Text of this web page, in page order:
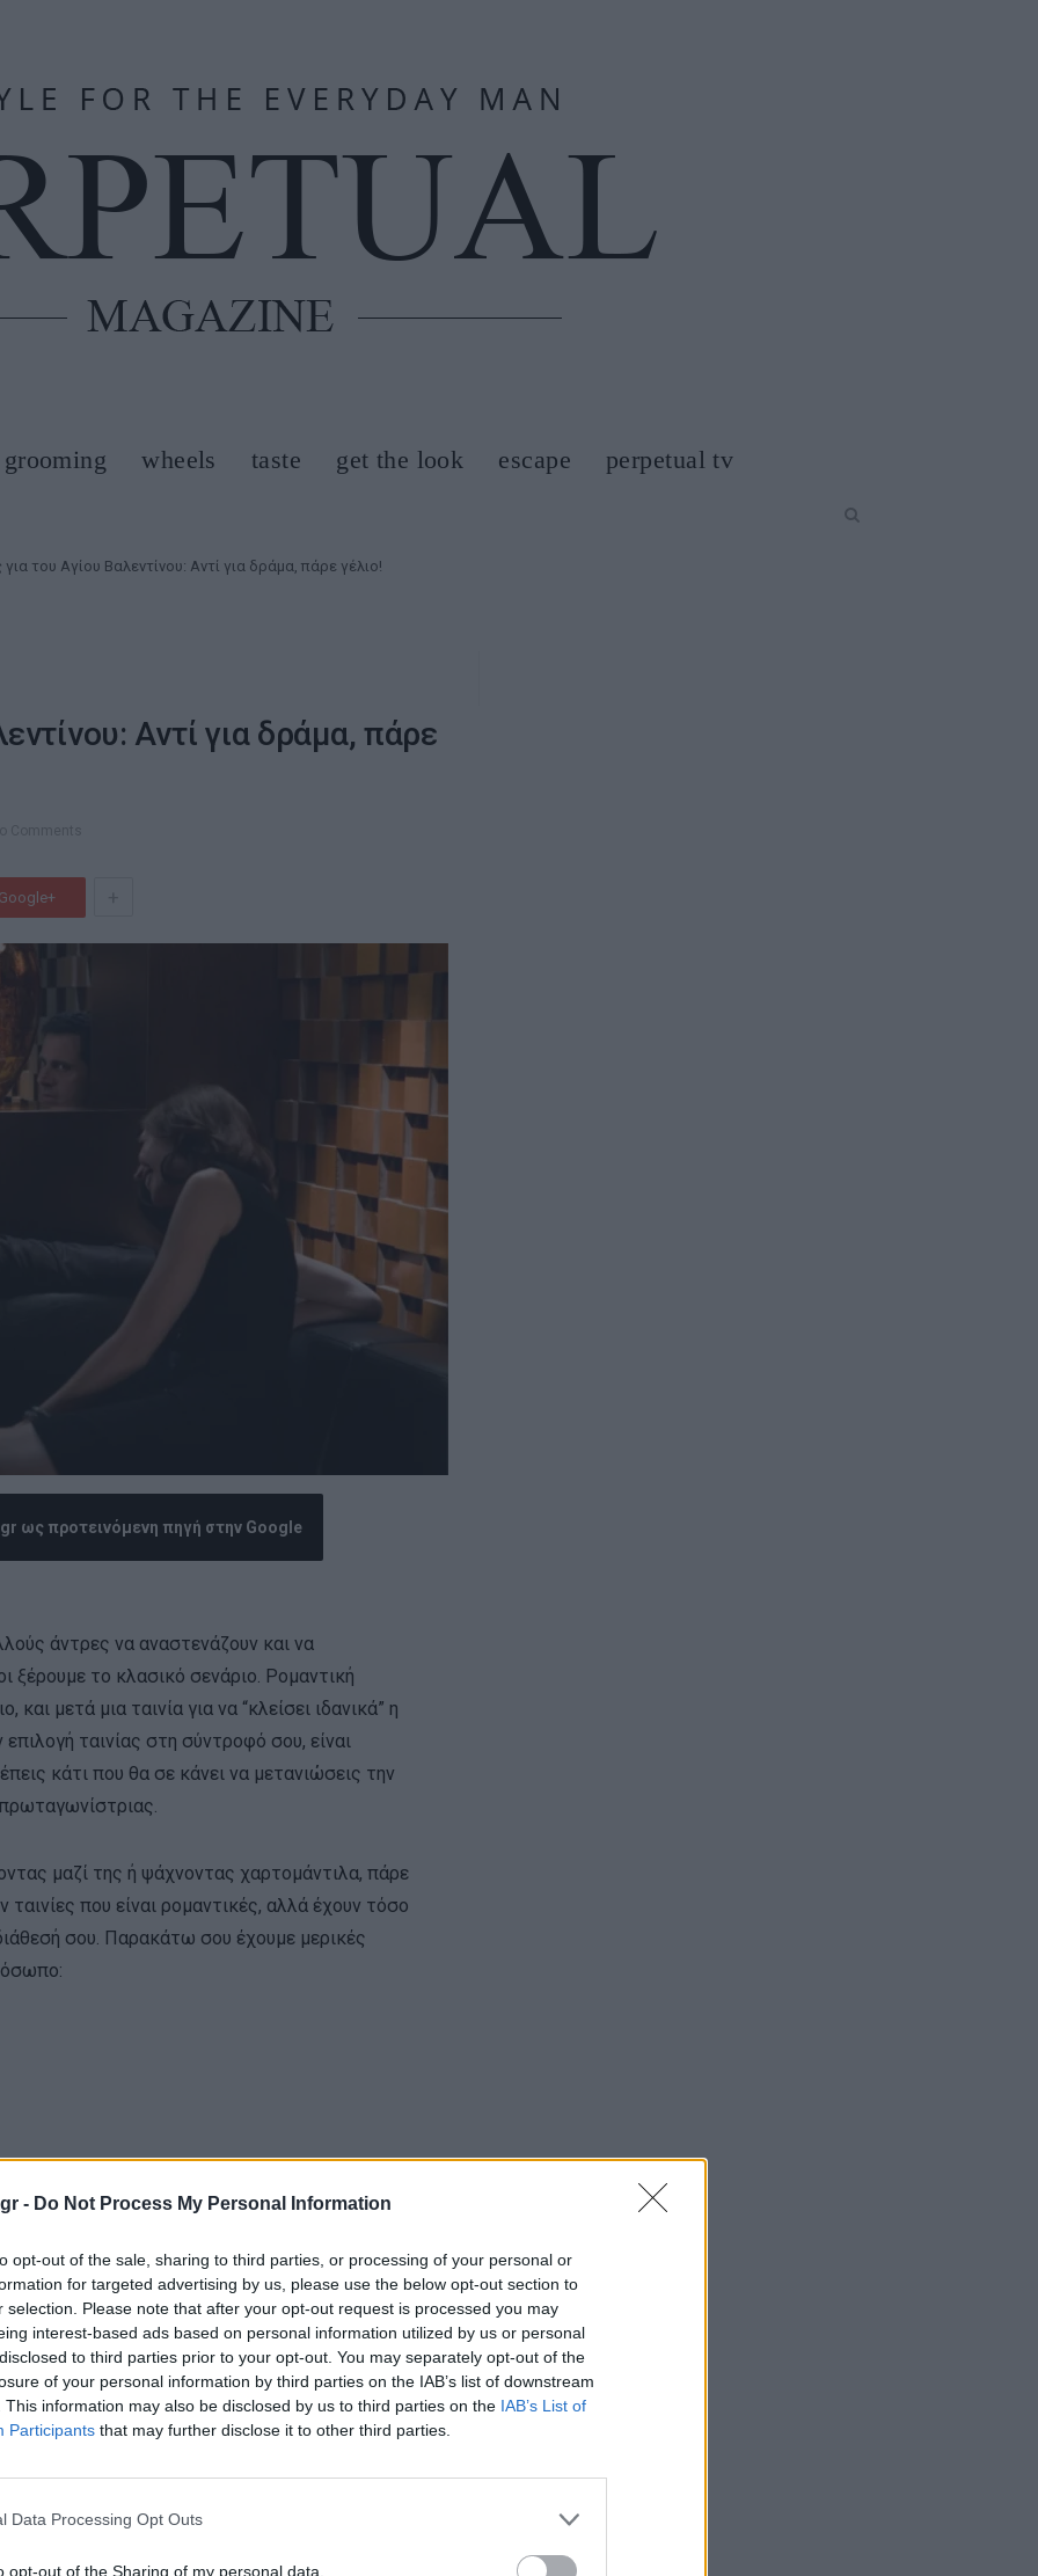
- Do Not Process My Personal Information
opt-out of the sale, sharing to third parties, or processing of your personal or
for targeted advertising by us, please use the below opt-out section to
selection. Please note that after your opt-out request is processed you may
interest-based ads based on personal information utilized by us or personal
to third parties prior to your opt-out. You may separately opt-out of the
of your personal information by third parties on the IAB’s list of downstream
This information may also be disclosed by us to third parties on the IAB’s List of
Participants that may further disclose it to other third parties.
Data Processing Opt Outs
opt-out of the Sharing of my personal data.
grooming wheels taste get the look escape
perpetual tv
για του Αγίου Βαλεντίνου: Αντί για δράμα, πάρε γέλιο!
Αντί για δράμα, πάρε
Google+
ως προτεινόμενη πηγή στην Google
άντρες να αναστενάζουν και να
ξέρουμε το κλασικό σενάριο. Ρομαντική
μετά μια ταινία για να “κλείσει ιδανικά” η
ταινίας στη σύντροφό σου, είναι
κάτι που θα σε κάνει να μετανιώσεις την
μαζί της ή ψάχνοντας χαρτομάντιλα, πάρε
που είναι ρομαντικές, αλλά έχουν τόσο
σου. Παρακάτω σου έχουμε μερικές
ράφι. Αυτό που χρειάζεσαι είναι κάτι πιο
γελάτε μέχρι δακρύων. Μια από τις καλύτερες
ο Ράιαν Γκόσλινγκ διδάσκει τον Στιβ Καρέλ
πολύ στυλ και ακόμα περισσότερες